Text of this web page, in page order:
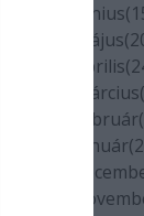
2020 június(
2020 május(
2020 április(
2020 március(
2020 február(
2020 január(
2019
2019